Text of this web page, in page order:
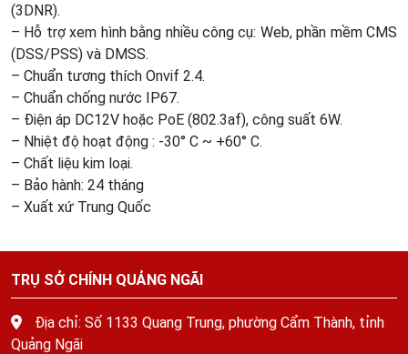
(3DNR).
– Hỗ trợ xem hình bằng nhiều công cụ: Web, phần mềm CMS
(DSS/PSS) và DMSS.
– Chuẩn tương thích Onvif 2.4.
– Chuẩn chống nước IP67.
– Điện áp DC12V hoặc PoE (802.3af), công suất 6W.
– Nhiệt độ hoạt động : -30° C ~ +60° C.
– Chất liệu kim loại.
– Bảo hành: 24 tháng
– Xuất xứ Trung Quốc
TRỤ SỞ CHÍNH QUẢNG NGÃI
Địa chỉ: Số 1133 Quang Trung, phường Cẩm Thành, tỉnh
Quảng Ngãi